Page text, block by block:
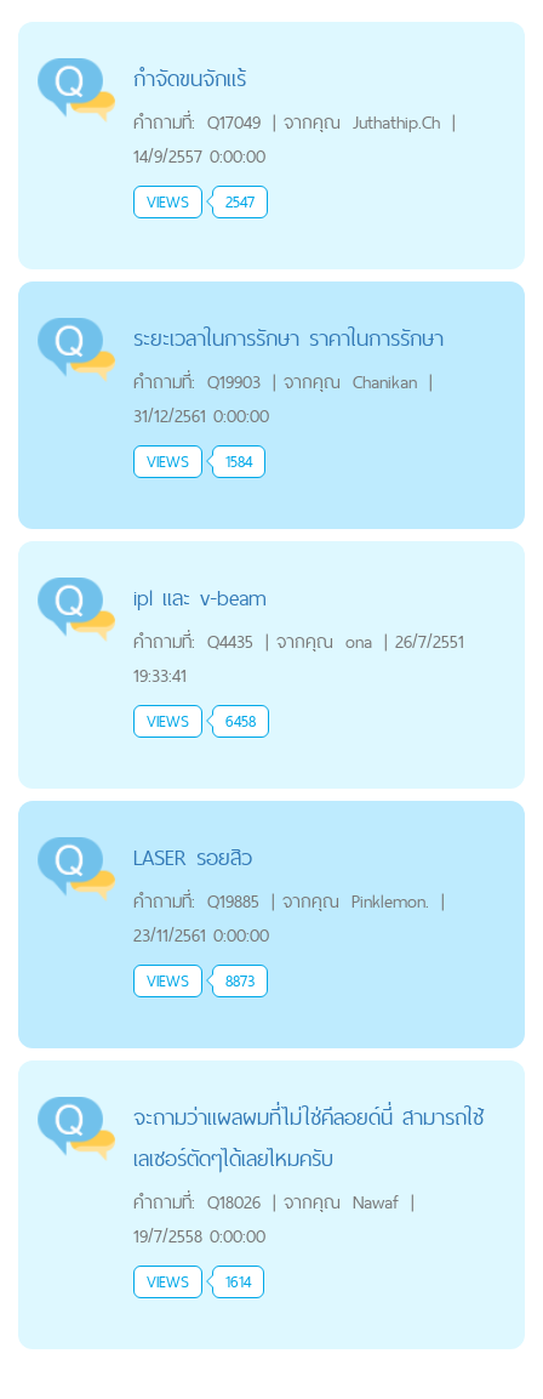
กำจัดขนจักแร้
คำถามที่: Q17049 | จากคุณ Juthathip.Ch |
14/9/2557 0:00:00
VIEWS 2547
ระยะเวลาในการรักษา ราคาในการรักษา
คำถามที่: Q19903 | จากคุณ Chanikan |
31/12/2561 0:00:00
VIEWS 1584
ipl เเละ v-beam
คำถามที่: Q4435 | จากคุณ ona | 26/7/2551
19:33:41
VIEWS 6458
LASER รอยสิว
คำถามที่: Q19885 | จากคุณ Pinklemon. |
23/11/2561 0:00:00
VIEWS 8873
จะถามว่าแผลผมที่ไม่ใช่คีลอยด์นี่ สามารถใช้
เลเซอร์ตัดๆได้เลยไหมครับ
คำถามที่: Q18026 | จากคุณ Nawaf |
19/7/2558 0:00:00
VIEWS 1614